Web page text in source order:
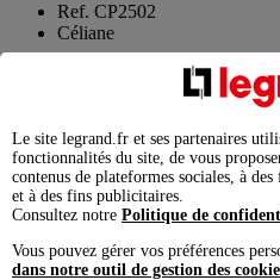
Ref. CP2502
Céliane
Délicatesse de la porcelaine,
chaleur du bois... Céliane™ explore
61,89 €
Prix conseillé TTC
éco-contribution incluse
Le site legrand.fr et ses partenaires
fonctionnalités du site, de vous
contenus de plateformes sociales, à
et à des fins publicitaires.
Consultez notre Politique de
Vous pouvez gérer vos préférences
dans notre outil de gestion des